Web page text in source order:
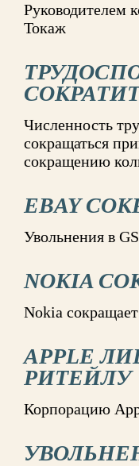
Руководителем
Токаж
Численность
сокращаться
сокращению
EBAY
Увольнения в
NOKIA
Nokia
APPLE
РИТЕЙЛУ
Корпорацию